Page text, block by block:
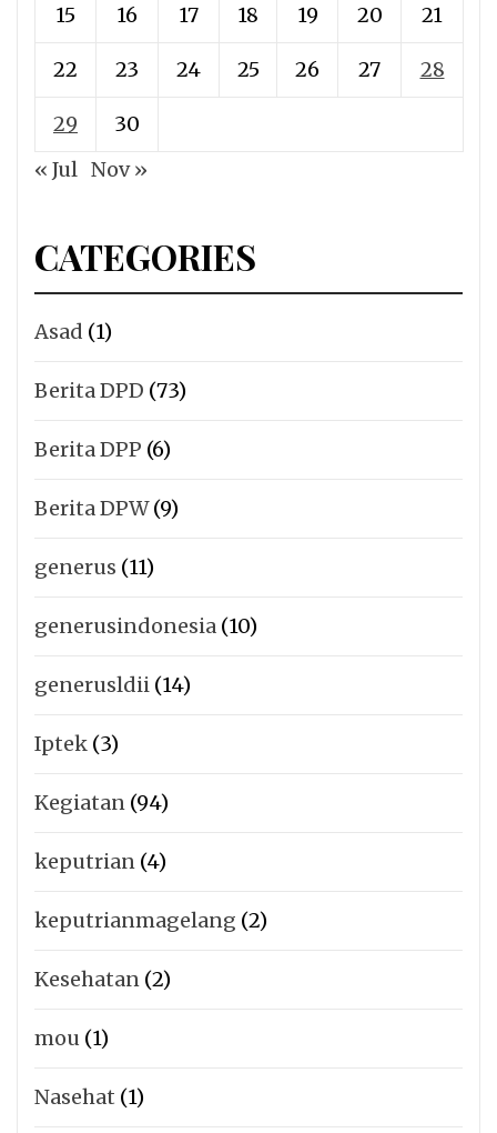
15 16 17 18 19 20 21
22 23 24 25 26 27 28
29
30
« Jul
Nov »
CATEGORIES
Asad (1)
Berita DPD (73)
Berita DPP (6)
Berita DPW(9)
generus (11)
generusindonesia (10)
generusldii (14)
Iptek (3)
Kegiatan (94)
keputrian (4)
keputrianmagelang (2)
Kesehatan (2)
mou (1)
Nasehat (1)